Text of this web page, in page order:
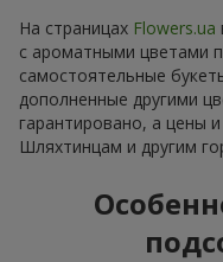
На страницах Flowers.ua
с ароматными цветами
самостоятельные
дополненные другими
гарантировано, а цены
Шляхтинцам и другим